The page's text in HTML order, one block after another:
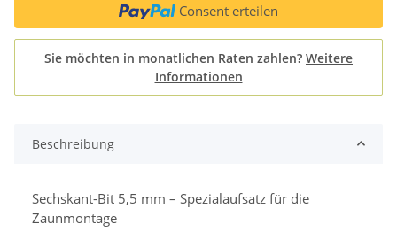
Consent erteilen
Sie möchten in monatlichen Raten zahlen? Weitere
Informationen
Beschreibung
Sechskant-Bit 5,5 mm – Spezialaufsatz für die
Zaunmontage